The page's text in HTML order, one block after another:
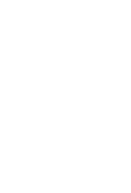
der Luft an
des
Salinentales;
(zusammen
Haase), in:
öffentliche
Die 1920er
in:
öffentliche
Die